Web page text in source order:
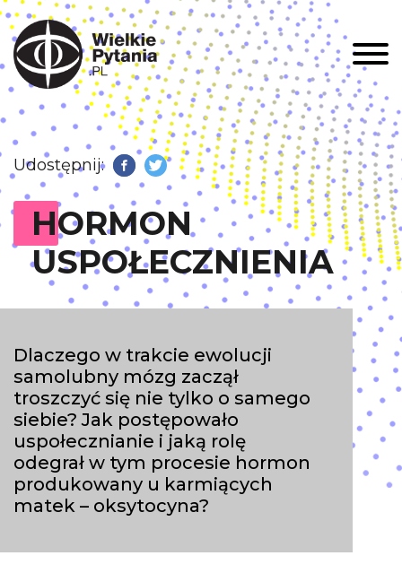
Udostępnij: Facebook
Twitter
HORMON
USPOŁECZNIENIA
Dlaczego w trakcie ewolucji
samolubny mózg zaczął
troszczyć się nie tylko o samego
siebie? Jak postępowało
uspołecznianie i jaką rolę
odegrał w tym procesie hormon
produkowany u karmiących
matek – oksytocyna?